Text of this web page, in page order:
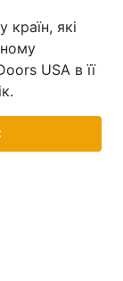
країн, які
USA в її